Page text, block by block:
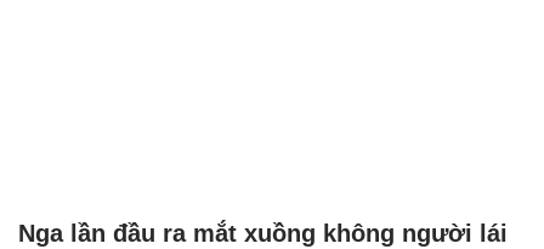
Nga lần đầu ra mắt xuồng không người lái